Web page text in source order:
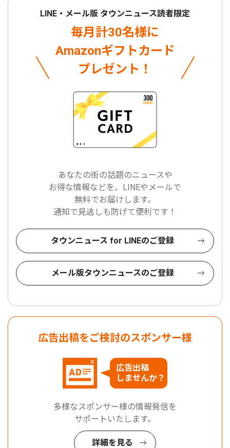
LINE・メール版 タウンニュース読者限定
毎月計30名様に
Amazonギフトカード
プレゼント！
あなたの街の話題のニュースや
お得な情報などを、LINEやメールで
無料でお届けします。
通知で見逃しも防げて便利です！
タウンニュース for LINEのご登録
メール版タウンニュースのご登録
広告出稿をご検討のスポンサー様
広告出稿
しませんか？
多様なスポンサー様の情報発信を
サポートいたします。
詳細を見る